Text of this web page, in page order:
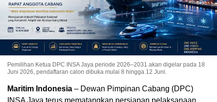
Pemilihan Ketua DPC INSA Jaya periode 2026–2031 akan digelar pada 18
Juni 2026, pendaftaran calon dibuka mulai 8 hingga 12 Juni.
Maritim Indonesia – Dewan Pimpinan Cabang (DPC)